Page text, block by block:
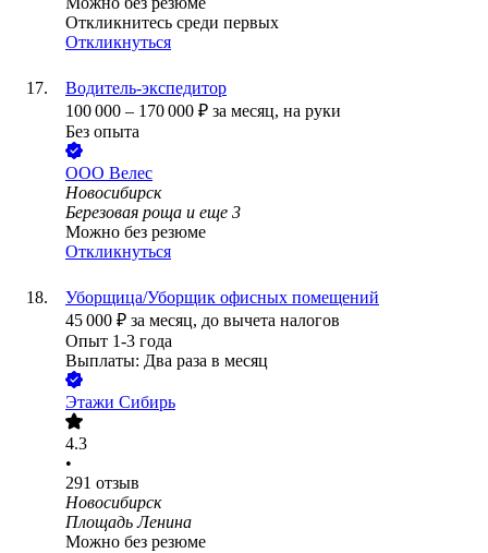
Откликнитесь среди первых
Откликнуться
Водитель-экспедитор
100 000 – 170 000 ₽ за месяц, на руки
Без опыта
ООО Велес
Новосибирск
Березовая роща и еще 3
Можно без резюме
Откликнуться
Уборщица/Уборщик офисных помещений
45 000 ₽ за месяц, до вычета налогов
Опыт 1-3 года
Выплаты: Два раза в месяц
Этажи Сибирь
4.3
•
291 отзыв
Новосибирск
Площадь Ленина
Можно без резюме